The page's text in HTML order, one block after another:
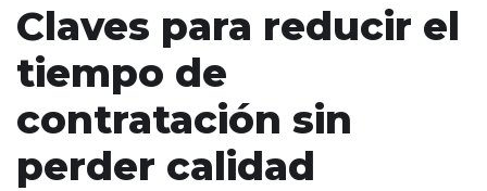
Claves para reducir el
tiempo de
contratación sin
perder calidad